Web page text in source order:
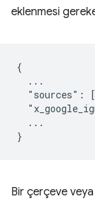
eklenmesi
{
  ...
"sources":
  ...
Bir çerçeve